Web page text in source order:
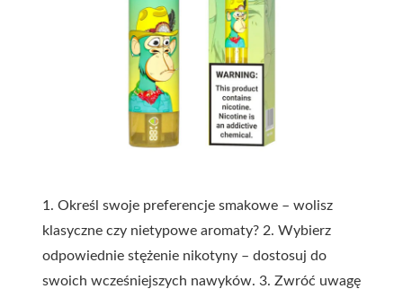
1. Określ swoje preferencje smakowe – wolisz
klasyczne czy nietypowe aromaty? 2. Wybierz
odpowiednie stężenie nikotyny – dostosuj do
swoich wcześniejszych nawyków. 3. Zwróć uwagę